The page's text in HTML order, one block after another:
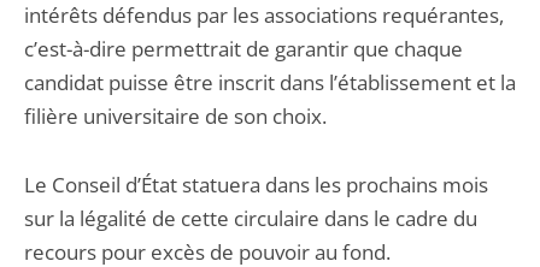
intérêts défendus par les associations requérantes,
c’est-à-dire permettrait de garantir que chaque
candidat puisse être inscrit dans l’établissement et la
filière universitaire de son choix.
Le Conseil d’État statuera dans les prochains mois
sur la légalité de cette circulaire dans le cadre du
recours pour excès de pouvoir au fond.